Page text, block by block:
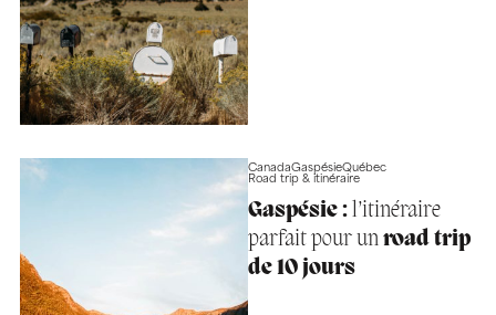
CanadaGaspésieQuébec
Road trip & itinéraire
Gaspésie :l’itinéraire
parfait pour unroad trip
de 10 jours